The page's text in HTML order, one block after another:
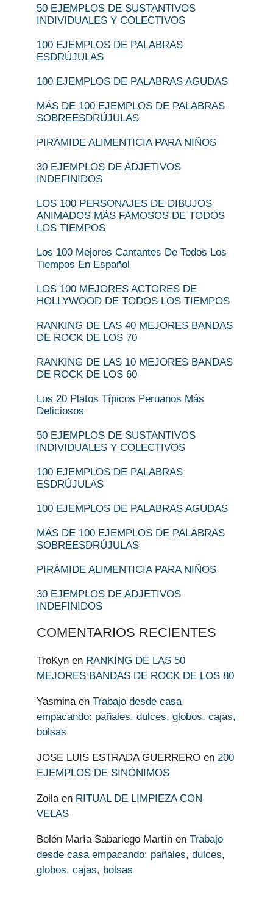
50 EJEMPLOS DE SUSTANTIVOS
INDIVIDUALES Y COLECTIVOS
100 EJEMPLOS DE PALABRAS
ESDRÚJULAS
100 EJEMPLOS DE PALABRAS AGUDAS
MÁS DE 100 EJEMPLOS DE PALABRAS
SOBREESDRÚJULAS
PIRÁMIDE ALIMENTICIA PARA NIÑOS
30 EJEMPLOS DE ADJETIVOS
INDEFINIDOS
LOS 100 PERSONAJES DE DIBUJOS
ANIMADOS MÁS FAMOSOS DE TODOS
LOS TIEMPOS
Los 100 Mejores Cantantes De Todos Los
Tiempos En Español
LOS 100 MEJORES ACTORES DE
HOLLYWOOD DE TODOS LOS TIEMPOS
RANKING DE LAS 40 MEJORES BANDAS
DE ROCK DE LOS 70
RANKING DE LAS 10 MEJORES BANDAS
DE ROCK DE LOS 60
Los 20 Platos Típicos Peruanos Más
Deliciosos
50 EJEMPLOS DE SUSTANTIVOS
INDIVIDUALES Y COLECTIVOS
100 EJEMPLOS DE PALABRAS
ESDRÚJULAS
100 EJEMPLOS DE PALABRAS AGUDAS
MÁS DE 100 EJEMPLOS DE PALABRAS
SOBREESDRÚJULAS
PIRÁMIDE ALIMENTICIA PARA NIÑOS
30 EJEMPLOS DE ADJETIVOS
INDEFINIDOS
COMENTARIOS RECIENTES
TroKyn en RANKING DE LAS 50
MEJORES BANDAS DE ROCK DE LOS 80
Yasminaen Trabajo desde casa
empacando: pañales, dulces, globos, cajas,
bolsas
JOSE LUIS ESTRADA GUERRERO en 200
EJEMPLOS DE SINÓNIMOS
Zoilaen RITUAL DE LIMPIEZA CON
VELAS
Belén María Sabariego Martín en Trabajo
desde casa empacando: pañales, dulces,
globos, cajas, bolsas